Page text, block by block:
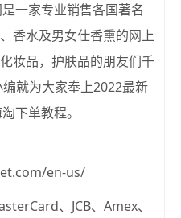
一家专业销售各国著名
香水及男女仕香熏的网上
妆品，护肤品的朋友们千
就为大家奉上2022最新
下单教程。
en-us/
、JCB、Amex、